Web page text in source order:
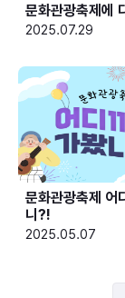
문화관광축제에
2025.07.29
문화관광축제 어
니?!
2025.05.07